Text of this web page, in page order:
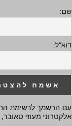
שם:
דוא"ל:
עם הרשמך לרשימת
אלקטרוני מעוזי טאובר, החל מ- 1